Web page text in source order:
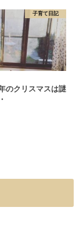
子育て日記
のクリスマスは謎